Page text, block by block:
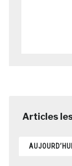
AUJOURD’HUI